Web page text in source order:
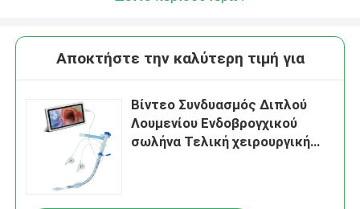
Αποκτήστε την καλύτερη τιμή για
Βίντεο Συνδυασμός Διπλού
Λουμενίου Ενδοβρογχικού
σωλήνα Τελική χειρουργική